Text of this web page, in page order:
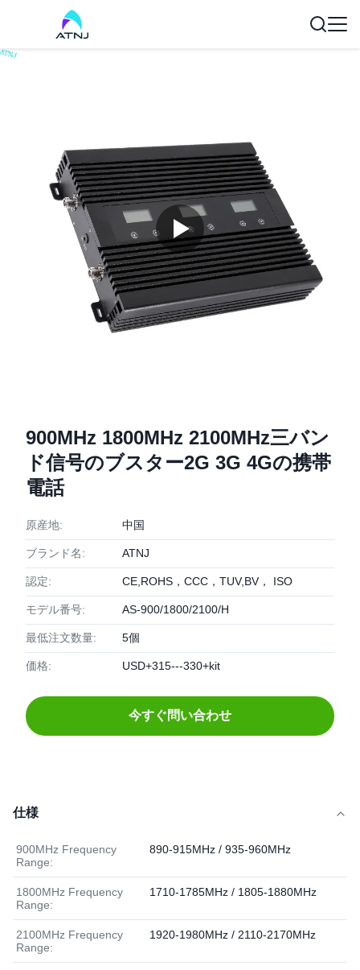
900MHz 1800MHz 2100MHz三バン
ド信号のブスター2G 3G 4Gの携帯
電話
原産地: 中国
ブランド名: ATNJ
認定: CE,ROHS，CCC，TUV,BV， ISO
モデル番号: AS-900/1800/2100/H
最低注文数量: 5個
価格: USD+315---330+kit
今すぐ問い合わせ
仕様
900MHz Frequency
Range:
890-915MHz / 935-960MHz
1800MHz Frequency
Range:
1710-1785MHz / 1805-1880MHz
2100MHz Frequency
Range:
1920-1980MHz / 2110-2170MHz